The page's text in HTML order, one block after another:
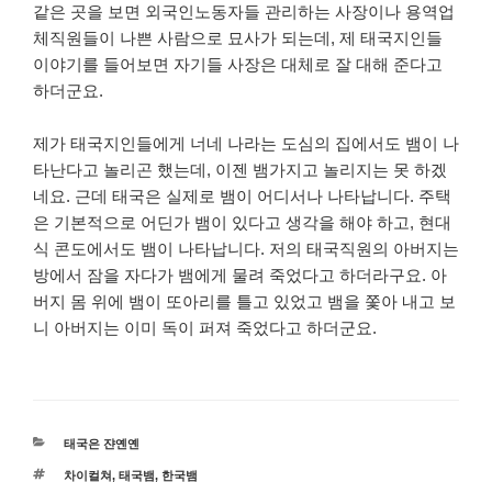
같은 곳을 보면 외국인노동자들 관리하는 사장이나 용역업
체직원들이 나쁜 사람으로 묘사가 되는데, 제 태국지인들
이야기를 들어보면 자기들 사장은 대체로 잘 대해 준다고
하더군요.
제가 태국지인들에게 너네 나라는 도심의 집에서도 뱀이 나
타난다고 놀리곤 했는데, 이젠 뱀가지고 놀리지는 못 하겠
네요. 근데 태국은 실제로 뱀이 어디서나 나타납니다. 주택
은 기본적으로 어딘가 뱀이 있다고 생각을 해야 하고, 현대
식 콘도에서도 뱀이 나타납니다. 저의 태국직원의 아버지는
방에서 잠을 자다가 뱀에게 물려 죽었다고 하더라구요. 아
버지 몸 위에 뱀이 또아리를 틀고 있었고 뱀을 쫓아 내고 보
니 아버지는 이미 독이 퍼져 죽었다고 하더군요.
카
태국은 쟌옌옌
태
차이컬쳐, 태국뱀, 한국뱀